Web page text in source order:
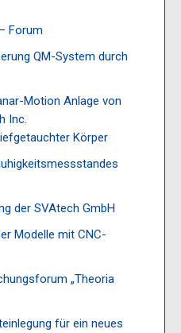
Forum
QM-System durch
Motion Anlage von
Inc.
Körper
der SVAtech GmbH
Modelle mit CNC-
„Theoria
für ein neues